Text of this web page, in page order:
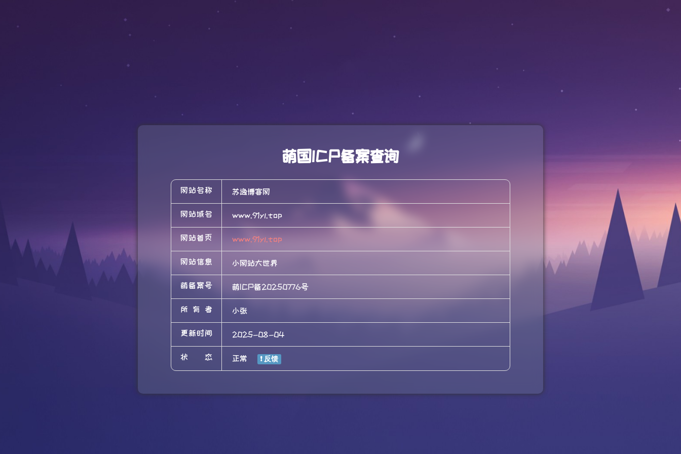
萌国ICP备案查询
网站名称 苏逸博客网
网站域名 www.91yl.top
网站首页 www.91yl.top
网站信息 小网站大世界
萌备案号 萌ICP备20250776号
所有者 小张
更新时间 2025-08-04
状态 正常